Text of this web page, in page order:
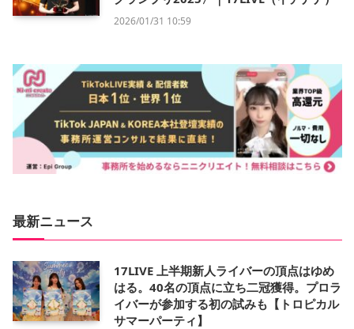
2026/01/31 10:59
最新ニュース
17LIVE 上半期新人ライバーの頂点はゆめ
はる。40名の頂点に立ち二冠獲得。プロラ
イバーが参加する初の試みも【トロピカル
サマーパーティ】